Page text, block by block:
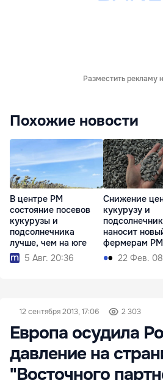
Разместить рекламу
Похожие новости
В центре РМ
состояние посевов
кукурузы и
подсолнечника
лучше, чем на юге
5 Авг. 20:36
Снижение
кукурузу и
подсолнечник
наносит
фермерам РМ
22 Фев.
12 сентября 2013, 17:06 2 303
Европа осудила
давление на
"Восточного